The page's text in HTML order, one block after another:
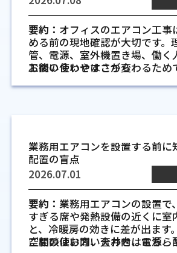
を置くスペースがなかったりす
ます。配管を通すために遠回り
と、見た目だけでなく施工性に
早い段階で候補位置を確認して
の納まりや外部への抜き方を比
ります。
室内機と室外機の位置を
ーテンレール、収納扉との干渉
外では通路幅、隣地境界、給湯
の位置関係を確認します。建築
確認すると、生活動線と工事
時に判断できます。
外壁の穴あけや防水処理を
やすくするため
えるよりも、施工前に現場の使
ることが大切です。工場はオフ
違い、生産設備、作業台、搬入
動、天井の高さなどが温度の感
ます。はじめに条件を見落とす
にくい場所や暑さが残る場所が
ます。
同じ工場内でも、作業内容によ
度は変わります。たとえば、細
る場所では手元の作業性を保つ
た温度が必要です。一方で、出
多い場所では扉の開閉があり、
受けやすくなります。全体を同
房しようとすると、ある場所で
別の場所では足りないという状
いです。
要約： オフィスのエアコン工事
める前の現地確認が大切です。
管、電源、室外機置き場、働く
工後の使いやすさが変わるため
す。
やすい業者選びの盲
オフィスのエアコン工事では、
けを見て決めると、あとから風
い、運転音が気になる、点検し
た困りごとにつながる場合があ
選びでは、見積もりの内容だけ
で何を確認してくれるかを見る
す。
お問い合わせはこちら
業務用エアコンを設置する前に
配置の盲点
2026.07.01
要約： 業務用エアコンの設置で
すぎる席や発熱設備の近くに室
と、冷暖房の効きに差が出ます
空間の使い方、天井内、電源、
ご相談はお問い合わせはこちら